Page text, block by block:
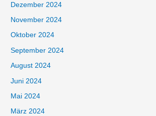
Dezember 2024
November 2024
Oktober 2024
September 2024
August 2024
Juni 2024
Mai 2024
März 2024